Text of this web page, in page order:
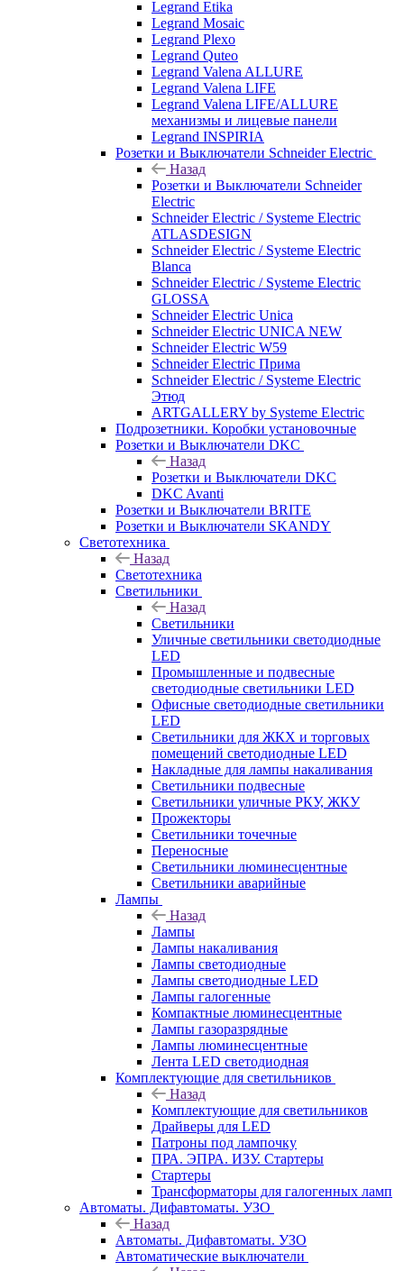
Legrand Etika
Legrand Mosaic
Legrand Plexo
Legrand Quteo
Legrand Valena ALLURE
Legrand Valena LIFE
Legrand Valena LIFE/ALLURE
механизмы и лицевые панели
Legrand INSPIRIA
Розетки и Выключатели Schneider Electric
Назад
Розетки и Выключатели Schneider
Electric
Schneider Electric / Systeme Electric
ATLASDESIGN
Schneider Electric / Systeme Electric
Blanca
Schneider Electric / Systeme Electric
GLOSSA
Schneider Electric Unica
Schneider Electric UNICA NEW
Schneider Electric W59
Schneider Electric Прима
Schneider Electric / Systeme Electric
Этюд
ARTGALLERY by Systeme Electric
Подрозетники. Коробки установочные
Розетки и Выключатели DKC
Назад
Розетки и Выключатели DKC
DKC Avanti
Розетки и Выключатели BRITE
Розетки и Выключатели SKANDY
Светотехника
Назад
Светотехника
Светильники
Назад
Светильники
Уличные светильники светодиодные
LED
Промышленные и подвесные
светодиодные светильники LED
Офисные светодиодные светильники
LED
Светильники для ЖКХ и торговых
помещений светодиодные LED
Накладные для лампы накаливания
Светильники подвесные
Светильники уличные РКУ, ЖКУ
Прожекторы
Cветильники точечные
Переносные
Светильники люминесцентные
Светильники аварийные
Лампы
Назад
Лампы
Лампы накаливания
Лампы светодиодные
Лампы светодиодные LED
Лампы галогенные
Компактные люминесцентные
Лампы газоразрядные
Лампы люминесцентные
Лента LED светодиодная
Комплектующие для светильников
Назад
Комплектующие для светильников
Драйверы для LED
Патроны под лампочку
ПРА. ЭПРА. ИЗУ. Стартеры
Стартеры
Трансформаторы для галогенных ламп
Автоматы. Дифавтоматы. УЗО
Назад
Автоматы. Дифавтоматы. УЗО
Автоматические выключатели